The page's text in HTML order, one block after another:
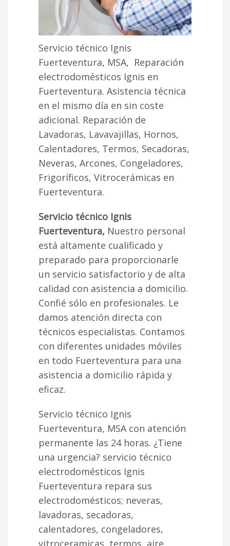
Servicio técnico Ignis
Fuerteventura, MSA, Reparación
electrodomésticos Ignis en
Fuerteventura. Asistencia técnica
en el mismo día en sin coste
adicional. Reparación de
Lavadoras, Lavavajillas, Hornos,
Calentadores, Termos, Secadoras,
Neveras, Arcones, Congeladores,
Frigoríficos, Vitrocerámicas en
Fuerteventura.
Servicio técnico Ignis
Fuerteventura, Nuestro personal
está altamente cualificado y
preparado para proporcionarle
un servicio satisfactorio y de alta
calidad con asistencia a domicilio.
Confié sólo en profesionales. Le
damos atención directa con
técnicos especialistas. Contamos
con diferentes unidades móviles
en todo Fuerteventura para una
asistencia a domicilio rápida y
eficaz.
Servicio técnico Ignis
Fuerteventura, MSA con atención
permanente las 24 horas. ¿Tiene
una urgencia? servicio técnico
electrodomésticos Ignis
Fuerteventura repara sus
electrodomésticos; neveras,
lavadoras, secadoras,
calentadores, congeladores,
vitroceramicas, termos, aire